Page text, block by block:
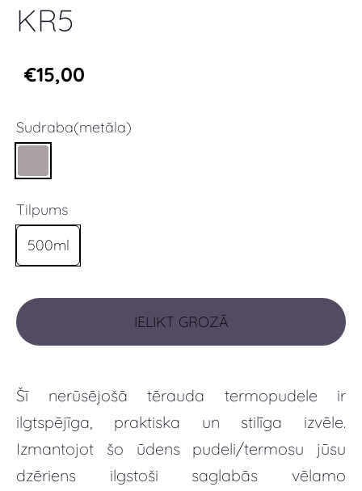
KR5
€15,00
Sudraba(metāla)
Tilpums
500ml
IELIKT GROZĀ
Šī nerūsējošā tērauda termopudele ir
ilgtspējīga, praktiska un stilīga izvēle.
Izmantojot šo ūdens pudeli/termosu jūsu
dzēriens ilgstoši saglabās vēlamo